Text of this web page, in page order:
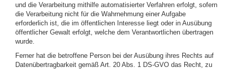
und die Verarbeitung mithilfe automatisierter Verfahren erfolgt, sofern
die Verarbeitung nicht für die Wahrnehmung einer Aufgabe
erforderlich ist, die im öffentlichen Interesse liegt oder in Ausübung
öffentlicher Gewalt erfolgt, welche dem Verantwortlichen übertragen
wurde.
Ferner hat die betroffene Person bei der Ausübung ihres Rechts auf
Datenübertragbarkeit gemäß Art. 20 Abs. 1 DS-GVO das Recht, zu